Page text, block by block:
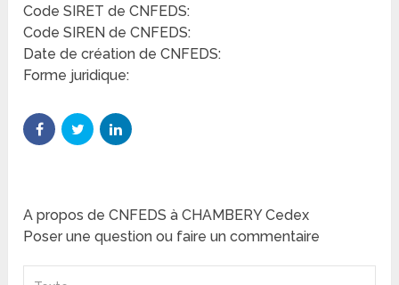
Code SIRET de CNFEDS:
Code SIREN de CNFEDS:
Date de création de CNFEDS:
Forme juridique:
A propos de CNFEDS à CHAMBERY Cedex
Poser une question ou faire un commentaire